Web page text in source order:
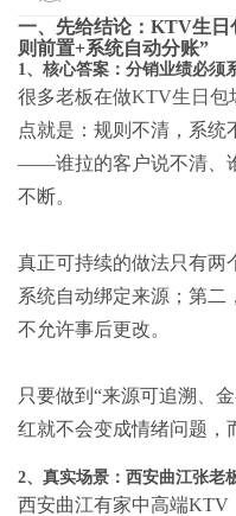
一、先给结论：KTV生日
则前置+系统自动分账”
1、核心答案：分销业绩必须
很多老板在做KTV生日包
点就是：规则不清，系统
——谁拉的客户说不清、
不断。
真正可持续的做法只有两
系统自动绑定来源；第二
不允许事后更改。
只要做到“来源可追溯、
红就不会变成情绪问题，
2、真实场景：西安曲江张老
西安曲江有家中高端KTV